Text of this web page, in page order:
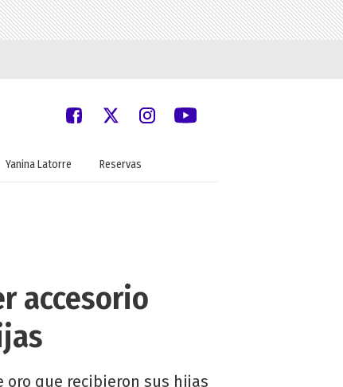
Yanina Latorre Reservas
accesorio
oro que recibieron sus hijas